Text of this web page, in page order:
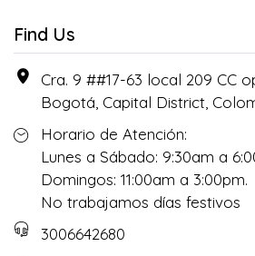
Find Us
Cra. 9 ##17-63 local 209 CC
Bogotá, Capital District,
Horario de Atención:
Lunes a Sábado: 9:30am a
Domingos: 11:00am a 3:00pm.
No trabajamos días festivos
3006642680